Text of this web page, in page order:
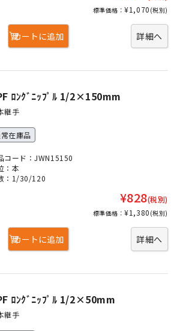
標準価格：¥1,070 (税別)
詳細へ
カートに追加
ﾛﾝｸﾞﾆｯﾌﾟﾙ 1/2×150mm
継手
在庫品
コード：JWN15150
：本
：1/30/120
¥828(税別)
標準価格：¥1,380 (税別)
詳細へ
カートに追加
ﾛﾝｸﾞﾆｯﾌﾟﾙ 1/2×50mm
継手